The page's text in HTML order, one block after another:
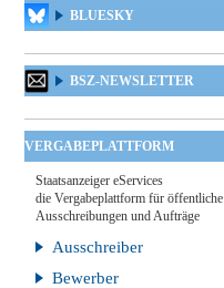
BLUESKY
BSZ-NEWSLETTER
VERGABEPLATTFORM
Staatsanzeiger eServices
die Vergabeplattform für öffentliche
Ausschreibungen und Aufträge
Ausschreiber
Bewerber